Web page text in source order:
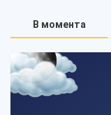
В момента